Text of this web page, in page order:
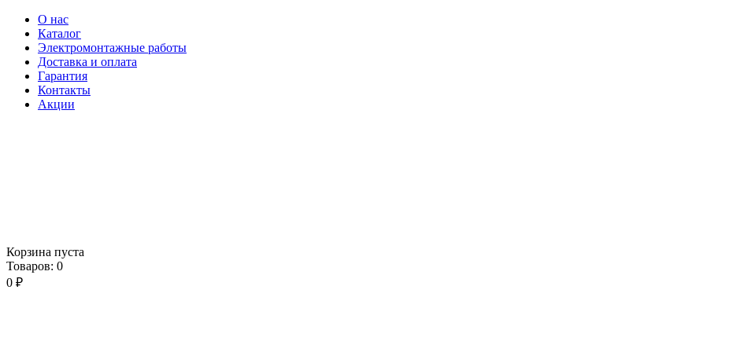
О нас
Каталог
Электромонтажные работы
Доставка и оплата
Гарантия
Контакты
Акции
Корзина пуста
Товаров: 0
0 ₽